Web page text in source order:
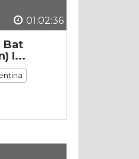
01:02:36
Bat
I...